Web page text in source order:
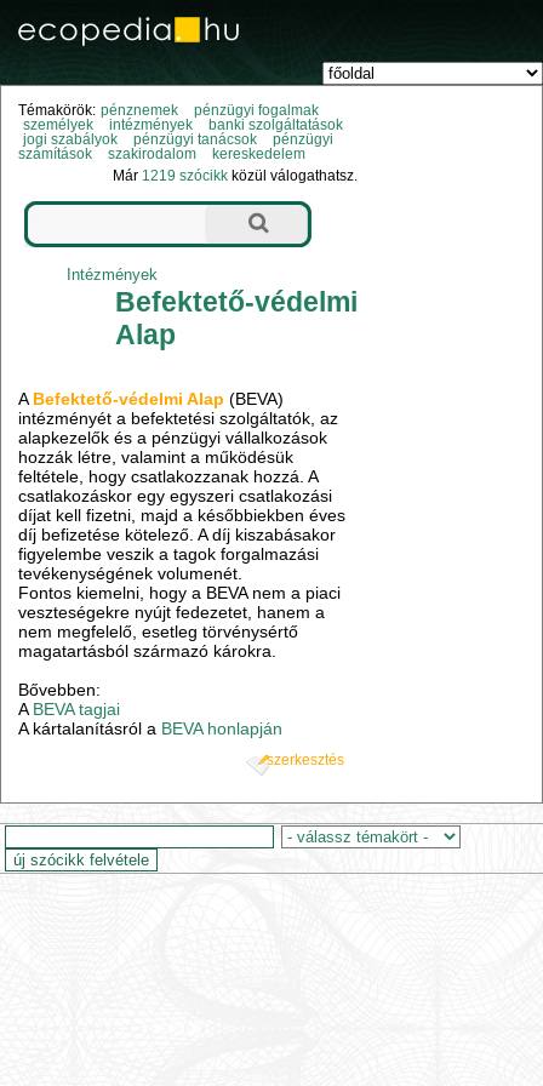
Témakörök: pénznemek
pénzügyi fogalmak
személyek
intézmények
banki szolgáltatások
jogi szabályok
pénzügyi tanácsok
pénzügyi
számítások
szakirodalom
kereskedelem
Már 1219 szócikk közül válogathatsz.
Intézmények
Befektető-védelmi
Alap
A Befektető-védelmi Alap (BEVA)
intézményét a befektetési szolgáltatók, az
alapkezelők és a pénzügyi vállalkozások
hozzák létre, valamint a működésük
feltétele, hogy csatlakozzanak hozzá. A
csatlakozáskor egy egyszeri csatlakozási
díjat kell fizetni, majd a későbbiekben éves
díj befizetése kötelező. A díj kiszabásakor
figyelembe veszik a tagok forgalmazási
tevékenységének volumenét.
Fontos kiemelni, hogy a BEVA nem a piaci
veszteségekre nyújt fedezetet, hanem a
nem megfelelő, esetleg törvénysértő
magatartásból származó károkra.
Bővebben:
A BEVA tagjai
A kártalanításról a BEVA honlapján
szerkesztés